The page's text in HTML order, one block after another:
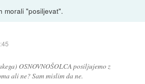
morali "posiljevat".
OSNOVNOŠOLCA posiljujemo z
ali ne? Sam mislim da ne.